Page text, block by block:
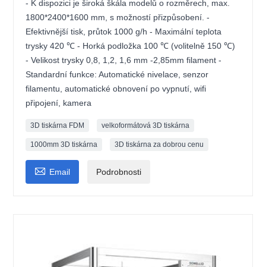
- K dispozici je široká škála modelů o rozměrech, max.
1800*2400*1600 mm, s možností přizpůsobení. -
Efektivnější tisk, průtok 1000 g/h - Maximální teplota
trysky 420 ℃ - Horká podložka 100 ℃ (volitelně 150 ℃)
- Velikost trysky 0,8, 1,2, 1,6 mm -2,85mm filament -
Standardní funkce: Automatické nivelace, senzor
filamentu, automatické obnovení po vypnutí, wifi
připojení, kamera
3D tiskárna FDM velkoformátová 3D tiskárna
1000mm 3D tiskárna 3D tiskárna za dobrou cenu
 Email Podrobnosti